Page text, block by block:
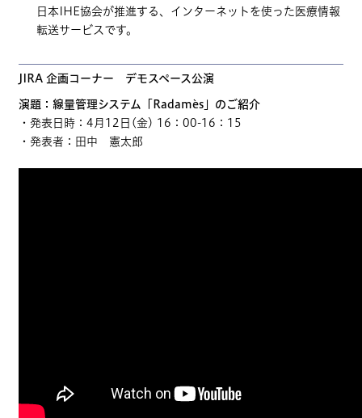
日本IHE協会が推進する、インターネットを使った医療情報
転送サービスです。
JIRA 企画コーナー デモスペース公演
演題：線量管理システム「Radamès」のご紹介
・発表日時：4月12日(金) 16：00-16：15
・発表者：田中 憲太郎